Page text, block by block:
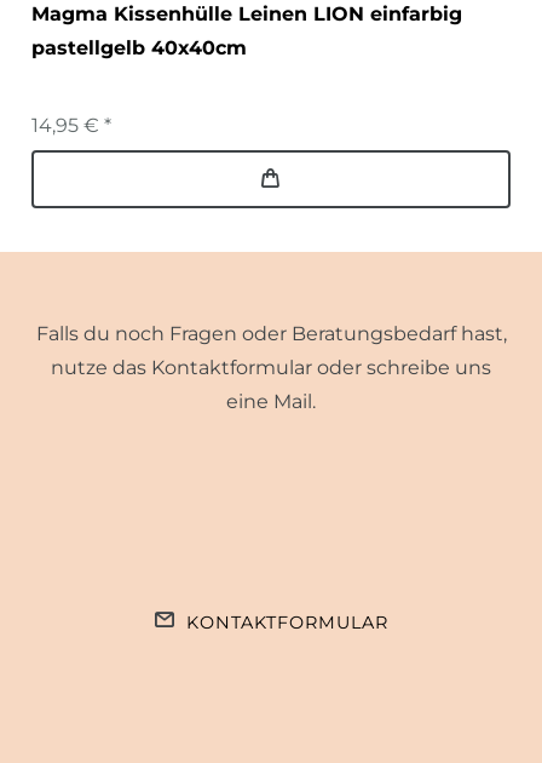
Magma Kissenhülle Leinen LION einfarbig
pastellgelb 40x40cm
14,95 € *
Falls du noch Fragen oder Beratungsbedarf hast,
nutze das Kontaktformular oder schreibe uns
eine Mail.
KONTAKTFORMULAR